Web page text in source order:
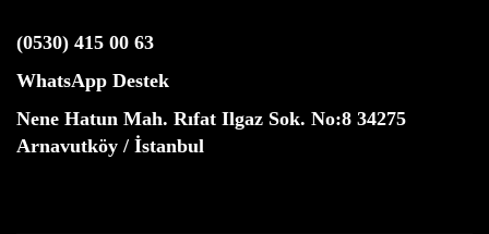
(0530) 415 00 63
WhatsApp Destek
Nene Hatun Mah. Rıfat Ilgaz Sok. No:8 34275
Arnavutköy / İstanbul